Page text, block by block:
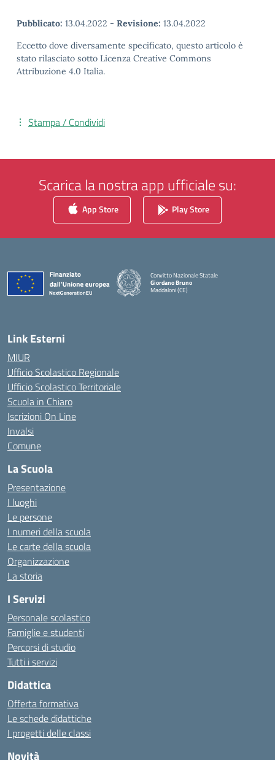
Pubblicato: 13.04.2022 - Revisione: 13.04.2022
Eccetto dove diversamente specificato, questo articolo è
stato rilasciato sotto Licenza Creative Commons
Attribuzione 4.0 Italia.
Stampa / Condividi
Scarica la nostra app ufficiale su:
App Store Play Store
Convitto Nazionale Statale
Giordano Bruno
Maddaloni (CE)
Link Esterni
MIUR
Ufficio Scolastico Regionale
Ufficio Scolastico Territoriale
Scuola in Chiaro
Iscrizioni On Line
Invalsi
Comune
La Scuola
Presentazione
I luoghi
Le persone
I numeri della scuola
Le carte della scuola
Organizzazione
La storia
I Servizi
Personale scolastico
Famiglie e studenti
Percorsi di studio
Tutti i servizi
Didattica
Offerta formativa
Le schede didattiche
I progetti delle classi
Novità